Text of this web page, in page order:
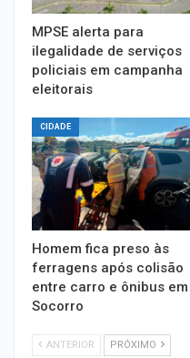
MPSE alerta para
ilegalidade de serviços
policiais em campanha
eleitorais
CIDADE
Homem fica preso às
ferragens após colisão
entre carro e ônibus em
Socorro
ANTERIOR PRÓXIMO